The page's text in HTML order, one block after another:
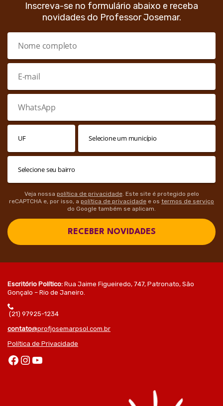
Inscreva-se no formulário abaixo e receba
novidades do Professor Josemar.
Veja nossa política de privacidade. Este site é protegido pelo
reCAPTCHA e, por isso, a política de privacidade e os termos de serviço
do Google também se aplicam.
RECEBER NOVIDADES
Escritório Político: Rua Jaime Figueiredo, 747, Patronato, São
Gonçalo – Rio de Janeiro.
(21) 97925-1234
contato@profjosemarpsol.com.br
Política de Privacidade
Facebook Instagram Youtube